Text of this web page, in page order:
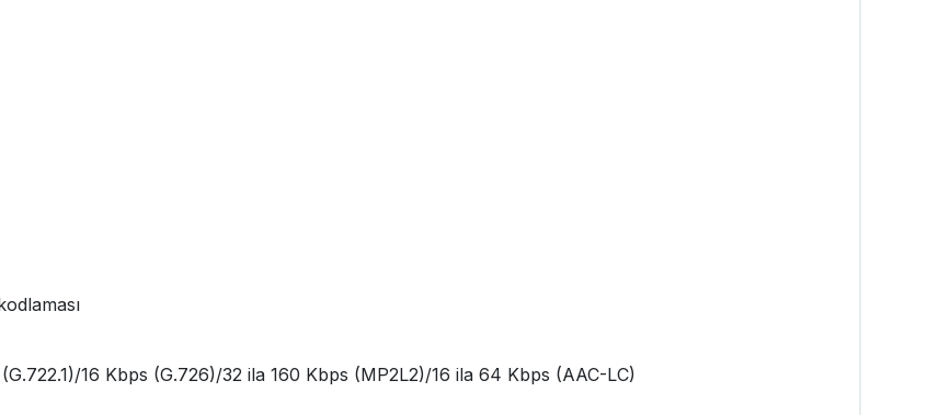
16 Kbps (G.726)/32 ila 160 Kbps (MP2L2)/16 ila 64 Kbps (AAC-LC)